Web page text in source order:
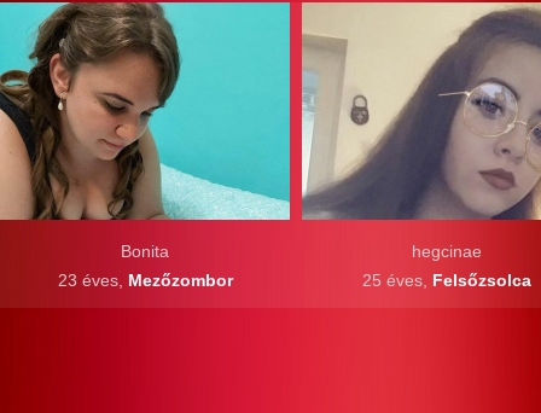
Bonita
23 éves, Mezőzombor
hegcinae
25 éves, Felsőzsolca